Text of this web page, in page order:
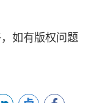
如有版权问题